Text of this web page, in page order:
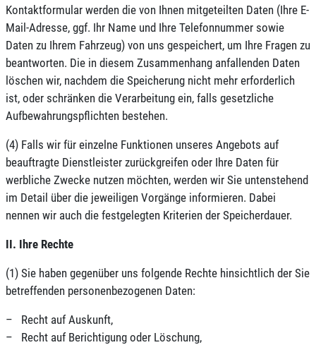
Kontaktformular werden die von Ihnen mitgeteilten Daten (Ihre E-
Mail-Adresse, ggf. Ihr Name und Ihre Telefonnummer sowie
Daten zu Ihrem Fahrzeug) von uns gespeichert, um Ihre Fragen zu
beantworten. Die in diesem Zusammenhang anfallenden Daten
löschen wir, nachdem die Speicherung nicht mehr erforderlich
ist, oder schränken die Verarbeitung ein, falls gesetzliche
Aufbewahrungspflichten bestehen.
(4) Falls wir für einzelne Funktionen unseres Angebots auf
beauftragte Dienstleister zurückgreifen oder Ihre Daten für
werbliche Zwecke nutzen möchten, werden wir Sie untenstehend
im Detail über die jeweiligen Vorgänge informieren. Dabei
nennen wir auch die festgelegten Kriterien der Speicherdauer.
II. Ihre Rechte
(1) Sie haben gegenüber uns folgende Rechte hinsichtlich der Sie
betreffenden personenbezogenen Daten:
– Recht auf Auskunft,
– Recht auf Berichtigung oder Löschung,